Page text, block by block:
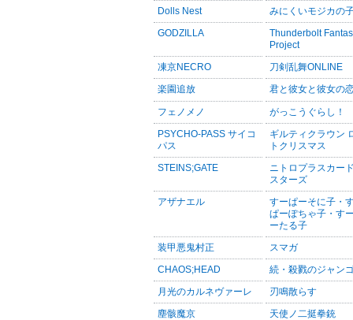
Dolls Nest みにくいモジカの
GODZILLA
Thunderbolt
Project
凍京NECRO 刀剣乱舞ONLINE
楽園追放 君と彼女と彼女の
フェノメノ がっこうぐらし！
PSYCHO-PASS サイコ
パス
ギルティクラウン
トクリスマス
STEINS;GATE
ニトロプラスカー
スターズ
アザナエル
すーぱーそに子・
ぱーぽちゃ子・す
ーたる子
装甲悪鬼村正 スマガ
CHAOS;HEAD 続・殺戮のジャン
月光のカルネヴァーレ 刃鳴散らす
塵骸魔京 天使ノ二挺拳銃